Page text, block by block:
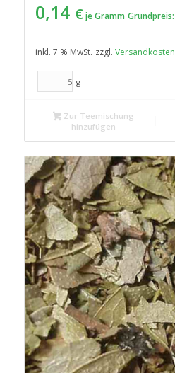
0,14 € je Gramm Grundpreis:
inkl. 7 % MwSt. zzgl. Versandkosten
g
Zur Teemischung
hinzufügen